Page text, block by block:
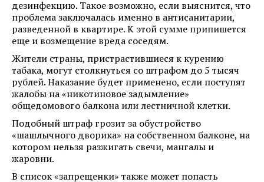
дезинфекцию. Такое возможно, если выяснится, что
проблема заключалась именно в антисанитарии,
разведенной в квартире. К этой сумме припишется
еще и возмещение вреда соседям.
Жители страны, пристрастившиеся к курению
табака, могут столкнуться со штрафом до 5 тысяч
рублей. Наказание будет применено, если поступят
жалобы на «никотиновое задымление»
общедомового балкона или лестничной клетки.
Подобный штраф грозит за обустройство
«шашлычного дворика» на собственном балконе, на
котором нельзя разжигать свечи, мангалы и
жаровни.
В список «запрещенки» также может попасть